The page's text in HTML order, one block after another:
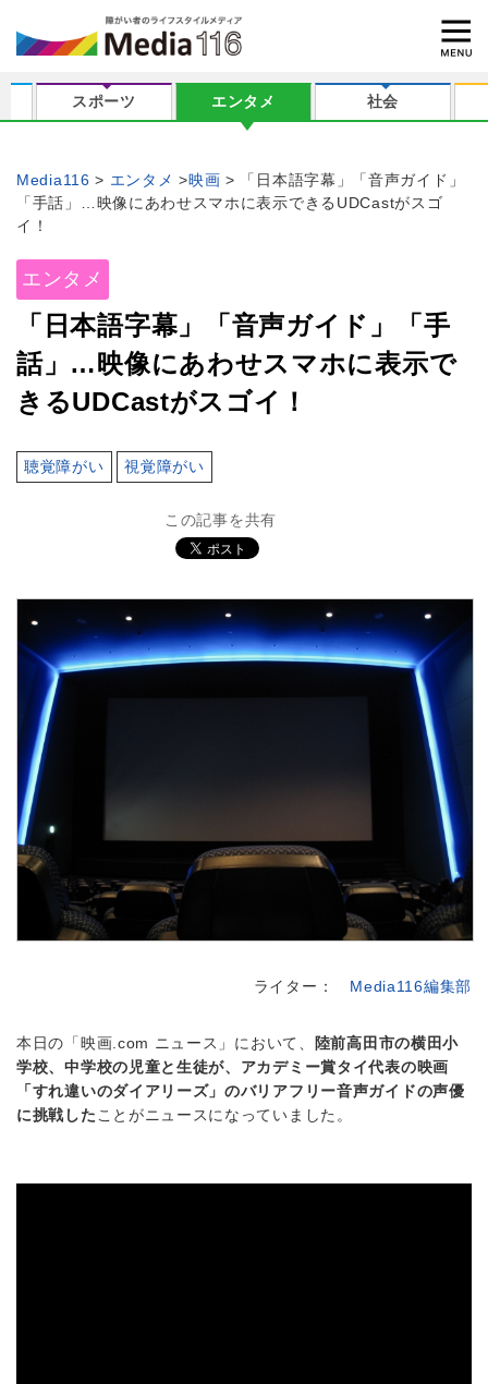
スポーツ エンタメ 社会
Media116 エンタメ 映画
「日本語字幕」「音声ガイド」
「手話」…映像にあわせスマホに表示できるUDCastがスゴ
イ！
エンタメ
「日本語字幕」「音声ガイド」「手
話」…映像にあわせスマホに表示で
きるUDCastがスゴイ！
聴覚障がい 視覚障がい
この記事を共有
ライター： Media116編集部
本日の「映画.com ニュース」において、
陸前高田市の横田小
学校、中学校の児童と生徒が、アカデミー賞タイ代表の映画
「すれ違いのダイアリーズ」のバリアフリー音声ガイドの声優
に挑戦した ことがニュースになっていました。